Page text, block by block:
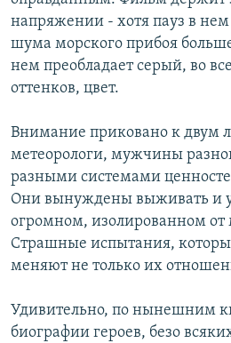
напряжении - хотя пауз в
шума морского прибоя
нем преобладает серый, во
оттенков, цвет.
Внимание приковано к двум
метеорологи, мужчины
разными системами
Они вынуждены выживать и
огромном, изолированном от
Страшные испытания,
меняют не только их
Удивительно, по нынешним
биографии героев, безо